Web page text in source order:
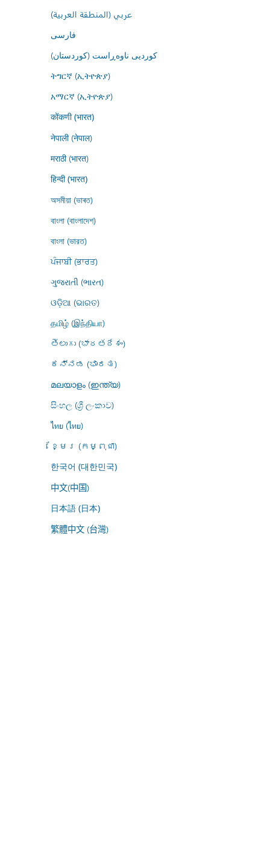
عربي (المنطقة العربية)
فارسى
کوردیی ناوەڕاست (کوردستان)
ትግርኛ (ኢትዮጵያ)
አማርኛ (ኢትዮጵያ)
कोंकणी (भारत)
नेपाली (नेपाल)
मराठी (भारत)
हिन्दी (भारत)
অসমীয়া (ভাৰত)
বাংলা (বাংলাদেশ)
বাংলা (ভারত)
ਪੰਜਾਬੀ (ਭਾਰਤ)
ગુજરાતી (ભારત)
ଓଡ଼ିଆ (ଭାରତ)
தமிழ் (இந்தியா)
తెలుగు (భారతదేశం)
ಕನ್ನಡ (ಭಾರತ)
മലയാളം (ഇന്ത്യ)
සිංහල (ශ්‍රී ලංකාව)
ไทย (ไทย)
ខ្មែរ (កម្ពុជា)
한국어 (대한민국)
中文(中国)
日本語 (日本)
繁體中文 (台灣)